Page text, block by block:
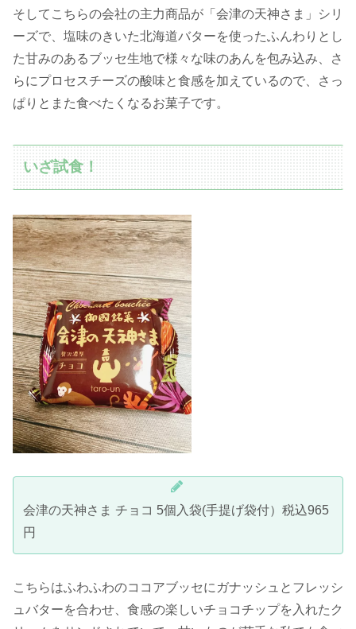
そしてこちらの会社の主力商品が「会津の天神さま」シリ
ーズで、塩味のきいた北海道バターを使ったふんわりとし
た甘みのあるブッセ生地で様々な味のあんを包み込み、さ
らにプロセスチーズの酸味と食感を加えているので、さっ
ぱりとまた食べたくなるお菓子です。
いざ試食！
会津の天神さま チョコ 5個入袋(手提げ袋付）税込965
円
こちらはふわふわのココアブッセにガナッシュとフレッシ
ュバターを合わせ、食感の楽しいチョコチップを入れたク